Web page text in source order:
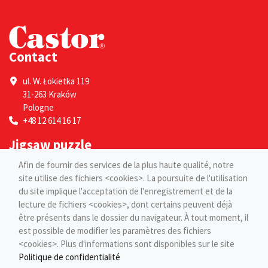
Contact
ul. W. Łokietka 119
31-263 Kraków
Pologne
+48 12 614 16 17
Jigsaw puzzle
Por adultes
Pour les enfants
Pages
Blog
Contact
Afin de fournir des services de la plus haute qualité, notre
site utilise des fichiers <cookies>. La poursuite de l'utilisation
du site implique l'acceptation de l'enregistrement et de la
lecture de fichiers <cookies>, dont certains peuvent déjà
être présents dans le dossier du navigateur. À tout moment, il
est possible de modifier les paramètres des fichiers
<cookies>. Plus d'informations sont disponibles sur le site
Politique de confidentialité